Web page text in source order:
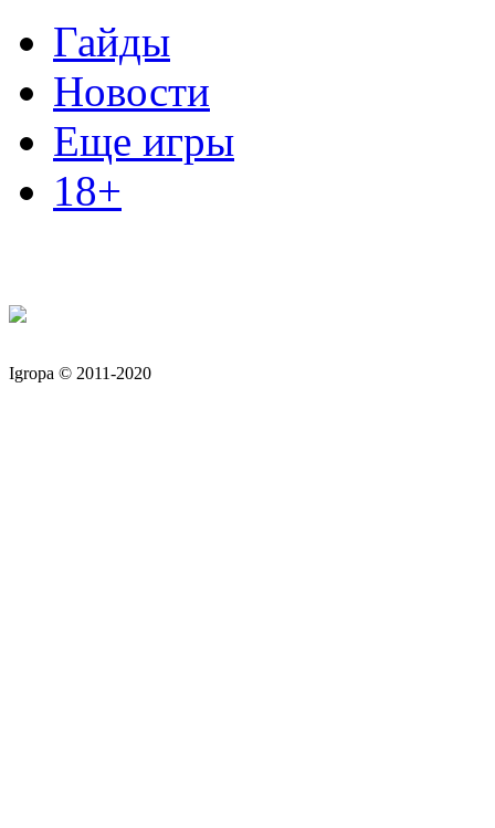
Гайды
Новости
Еще игры
18+
Igropa © 2011-2020